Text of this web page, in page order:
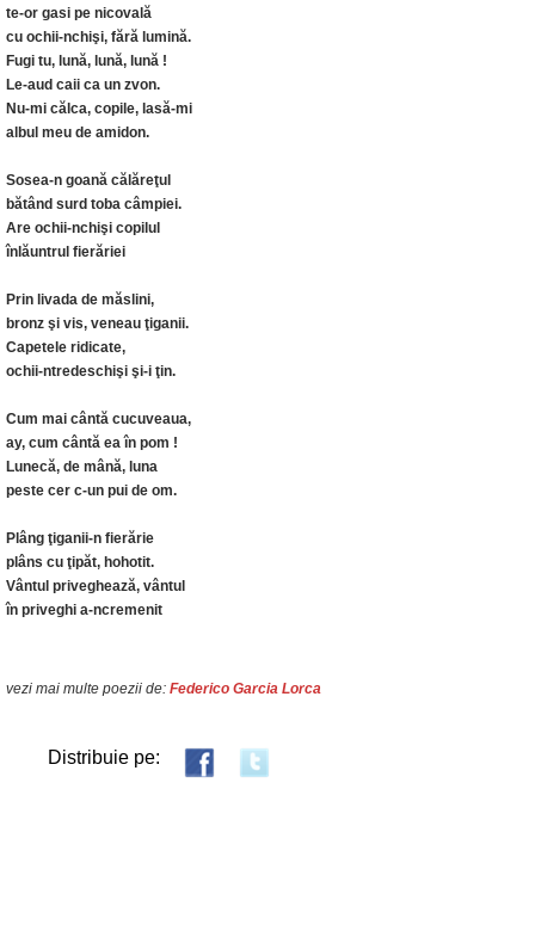
te-or gasi pe nicovală
cu ochii-nchişi, fără lumină.
Fugi tu, lună, lună, lună !
Le-aud caii ca un zvon.
Nu-mi călca, copile, lasă-mi
albul meu de amidon.
Sosea-n goană călăreţul
bătând surd toba câmpiei.
Are ochii-nchişi copilul
înlăuntrul fierăriei
Prin livada de măslini,
bronz şi vis, veneau ţiganii.
Capetele ridicate,
ochii-ntredeschişi şi-i ţin.
Cum mai cântă cucuveaua,
ay, cum cântă ea în pom !
Lunecă, de mână, luna
peste cer c-un pui de om.
Plâng ţiganii-n fierărie
plâns cu ţipăt, hohotit.
Vântul priveghează, vântul
în priveghi a-ncremenit
vezi mai multe poezii de: Federico Garcia Lorca
Distribuie pe: